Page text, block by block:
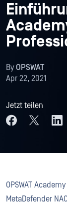
ByOPSWAT
Apr 22, 2021
Jetzt teilen
OPSWAT
MetaDefender